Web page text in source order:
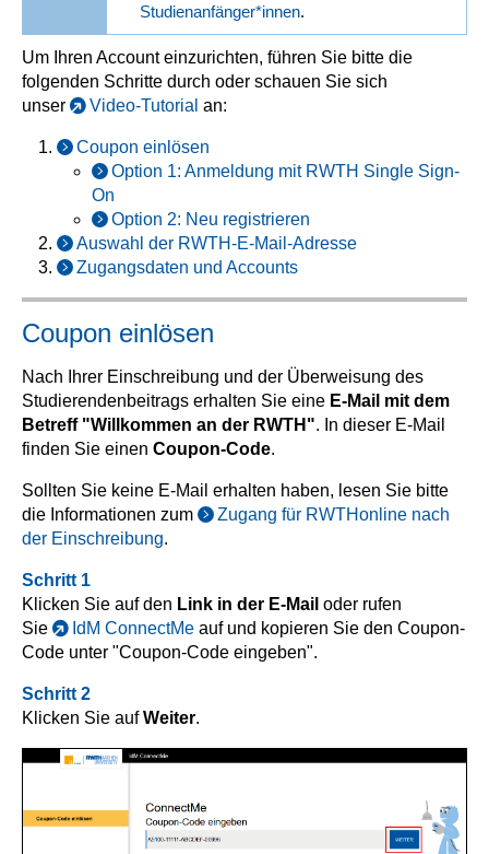
Studienanfänger*innen.
Um Ihren Account einzurichten, führen Sie bitte die
folgenden Schritte durch oder schauen Sie sich
unser
Video-Tutorial an:
Coupon einlösen
Option 1: Anmeldung mit RWTH Single Sign-
On
Option 2: Neu registrieren
Auswahl der RWTH-E-Mail-Adresse
Zugangsdaten und Accounts
Coupon einlösen
Nach Ihrer Einschreibung und der Überweisung des
Studierendenbeitrags erhalten Sie eine E-Mail mit dem
Betreff "Willkommen an der RWTH". In dieser E-Mail
finden Sie einen Coupon-Code.
Sollten Sie keine E-Mail erhalten haben, lesen Sie bitte
die Informationen zum
Zugang für RWTHonline nach
der Einschreibung.
Schritt 1
Klicken Sie auf den Link in der E-Mail oder rufen
Sie
IdM ConnectMe auf und kopieren Sie den Coupon-
Code unter "Coupon-Code eingeben".
Schritt 2
Klicken Sie aufWeiter.